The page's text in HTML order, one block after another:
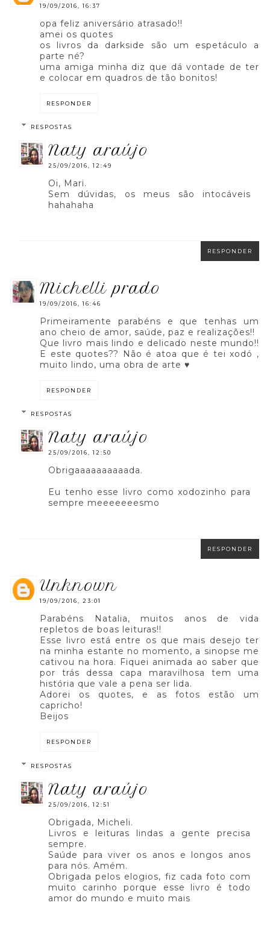
19/09/2016, 16:37
opa feliz aniversário atrasado!!
amei os quotes
os livros da darkside são um espetáculo a
parte né?
uma amiga minha diz que dá vontade de ter
e colocar em quadros de tão bonitos!
RESPONDER
RESPOSTAS
naty araújo
25/09/2016, 12:49
Oi, Mari.
Sem dúvidas, os meus são intocáveis
hahahaha
RESPONDER
michelli prado
19/09/2016, 16:46
Primeiramente parabéns e que tenhas um
ano cheio de amor, saúde, paz e realizações!!
Que livro mais lindo e delicado neste mundo!!
E este quotes?? Não é atoa que é tei xodó ,
muito lindo, uma obra de arte ♥
RESPONDER
RESPOSTAS
naty araújo
25/09/2016, 12:50
Obrigaaaaaaaaaada.
Eu tenho esse livro como xodozinho para
sempre meeeeeeesmo
RESPONDER
unknown
19/09/2016, 23:01
Parabéns Natalia, muitos anos de vida
repletos de boas leituras!!
Esse livro está entre os que mais desejo ter
na minha estante no momento, a sinopse me
cativou na hora. Fiquei animada ao saber que
por trás dessa capa maravilhosa tem uma
história que vale a pena ser lida.
Adorei os quotes, e as fotos estão um
capricho!
Beijos
RESPONDER
RESPOSTAS
naty araújo
25/09/2016, 12:51
Obrigada, Micheli.
Livros e leituras lindas a gente precisa
sempre.
Saúde para viver os anos e longos anos
para nós. Amém.
Obrigada pelos elogios, fiz cada foto com
muito carinho porque esse livro é todo
amor do mundo e muito mais